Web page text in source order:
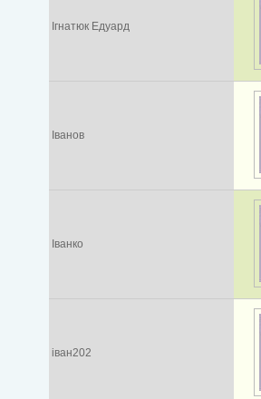
Ігнатюк Едуард
Іванов
Іванко
іван202